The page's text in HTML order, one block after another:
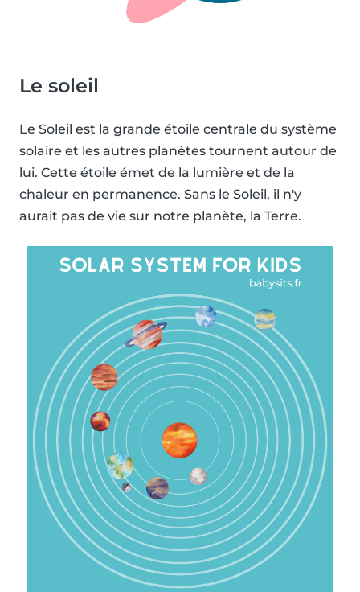
Le soleil
Le Soleil est la grande étoile centrale du système
solaire et les autres planètes tournent autour de
lui. Cette étoile émet de la lumière et de la
chaleur en permanence. Sans le Soleil, il n'y
aurait pas de vie sur notre planète, la Terre.